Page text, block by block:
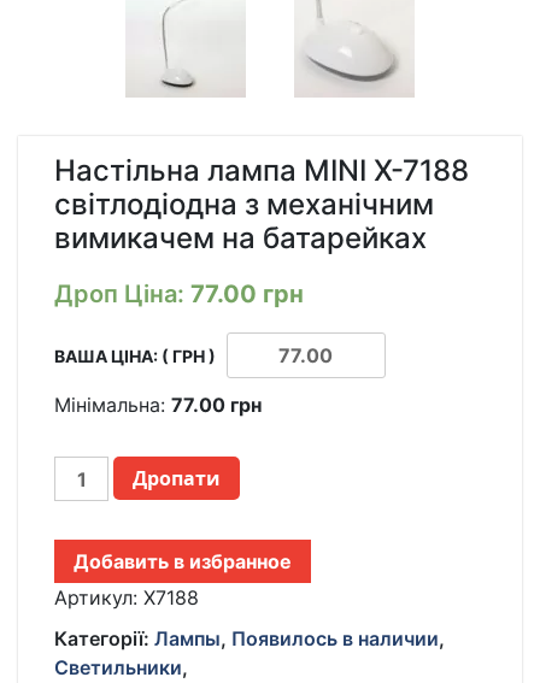
Настільна лампа MINI X-7188
світлодіодна з механічним
вимикачем на батарейках
Дроп Ціна: 77.00 грн
ВАША ЦІНА: ( ГРН )
Мінімальна: 77.00 грн
НАСТОЛЬНАЯ
ЛАМПА
X-
7188
СВЕТОДИОДНАЯ
МЕХАНИЧЕСКИМ
ВЫКЛЮЧАТЕЛЕМ
Дропати
Добавить в избранное
Артикул: X7188
Категорії: Лампы, Появилось в наличии,
Светильники,